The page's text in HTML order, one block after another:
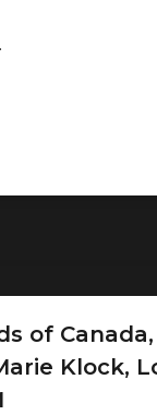
of
Klock,